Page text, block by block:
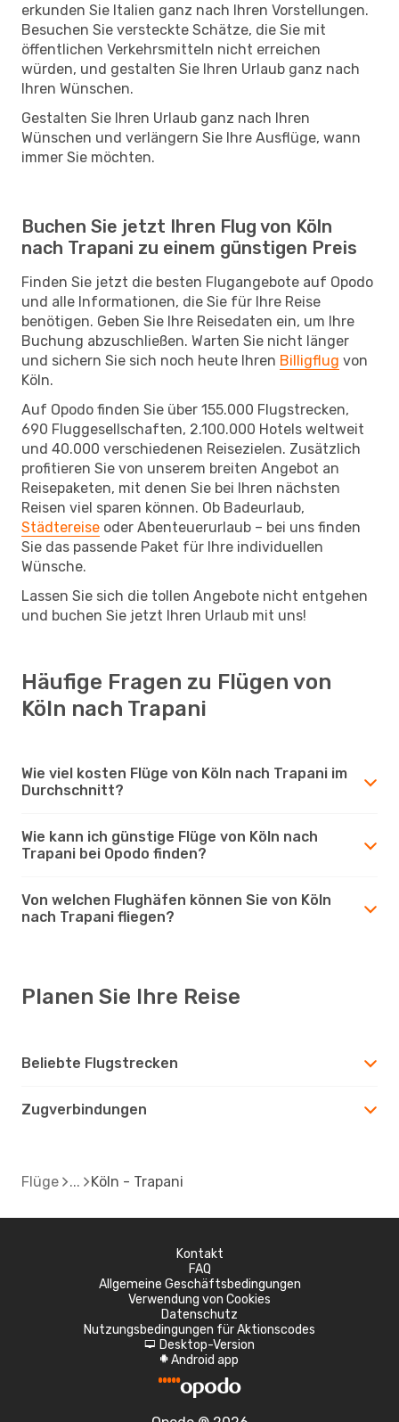
erkunden Sie Italien ganz nach Ihren Vorstellungen.
Besuchen Sie versteckte Schätze, die Sie mit
öffentlichen Verkehrsmitteln nicht erreichen
würden, und gestalten Sie Ihren Urlaub ganz nach
Ihren Wünschen.
Gestalten Sie Ihren Urlaub ganz nach Ihren
Wünschen und verlängern Sie Ihre Ausflüge, wann
immer Sie möchten.
Buchen Sie jetzt Ihren Flug von Köln
nach Trapani zu einem günstigen Preis
Finden Sie jetzt die besten Flugangebote auf Opodo
und alle Informationen, die Sie für Ihre Reise
benötigen. Geben Sie Ihre Reisedaten ein, um Ihre
Buchung abzuschließen. Warten Sie nicht länger
und sichern Sie sich noch heute Ihren Billigflug von
Köln.
Auf Opodo finden Sie über 155.000 Flugstrecken,
690 Fluggesellschaften, 2.100.000 Hotels weltweit
und 40.000 verschiedenen Reisezielen. Zusätzlich
profitieren Sie von unserem breiten Angebot an
Reisepaketen, mit denen Sie bei Ihren nächsten
Reisen viel sparen können. Ob Badeurlaub,
Städtereise oder Abenteuerurlaub – bei uns finden
Sie das passende Paket für Ihre individuellen
Wünsche.
Lassen Sie sich die tollen Angebote nicht entgehen
und buchen Sie jetzt Ihren Urlaub mit uns!
Häufige Fragen zu Flügen von
Köln nach Trapani
Wie viel kosten Flüge von Köln nach Trapani im
Durchschnitt?
Wie kann ich günstige Flüge von Köln nach
Trapani bei Opodo finden?
Von welchen Flughäfen können Sie von Köln
nach Trapani fliegen?
Planen Sie Ihre Reise
Beliebte Flugstrecken
Zugverbindungen
Flüge Köln - Trapani
Kontakt
FAQ
Allgemeine Geschäftsbedingungen
Verwendung von Cookies
Datenschutz
Nutzungsbedingungen für Aktionscodes
d Desktop-Version
A Android app